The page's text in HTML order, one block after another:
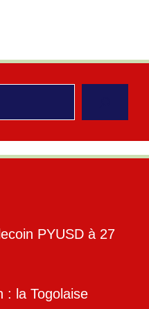
PYUSD à 27
: la Togolaise